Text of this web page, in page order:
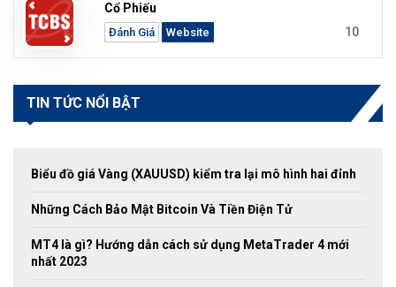
Cổ Phiếu
Đánh Giá Website 10
TIN TỨC NỔI BẬT
Biểu đồ giá Vàng (XAUUSD) kiểm tra lại mô hình hai đỉnh
Những Cách Bảo Mật Bitcoin Và Tiền Điện Tử
MT4 là gì? Hướng dẫn cách sử dụng MetaTrader 4 mới
nhất 2023